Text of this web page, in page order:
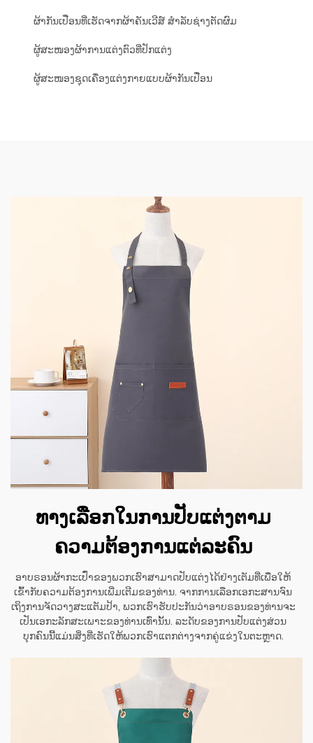
ຜ້າກັນເປື່ອນທີ່ເຮັດຈາກຜ້າຄັນເວີສ໌ ສຳລັບຊ່າງຕັດຜົມ
ຜູ້ສະໜອງຜ້າການແຕ່ງຕົວທີ່ປັກແຕ່ງ
ຜູ້ສະໜອງຊຸດເຄື່ອງແຕ່ງກາຍແບບຜ້າກັນເປື່ອນ
ທາງເລືອກໃນການປັບແຕ່ງຕາມ
ຄວາມຕ້ອງການແຕ່ລະຄົນ
ອາບຣອນຜ້າກະເປົ໋າຂອງພວກເຮົາສາມາດປັບແຕ່ງໄດ້ຢ່າງເຕັມທີ່ເພື່ອໃຫ້
ເຂົ້າກັບຄວາມຕ້ອງການເພີ່ມເຕີມຂອງທ່ານ. ຈາກການເລືອກເອກະສານຈົນ
ເຖິງການຈັດວາງສະແຕັມປ້າ, ພວກເຮົາຮັບປະກັນວ່າອາບຣອນຂອງທ່ານຈະ
ເປັນເອກະລັກສະເພາະຂອງທ່ານເທົ່ານັ້ນ. ລະດັບຂອງການປັບແຕ່ງສ່ວນ
ບຸກຄົນນີ້ແມ່ນສິ່ງທີ່ເຮັດໃຫ້ພວກເຮົາແຕກຕ່າງຈາກຄູ່ແຂ່ງໃນຕະຫຼາດ.